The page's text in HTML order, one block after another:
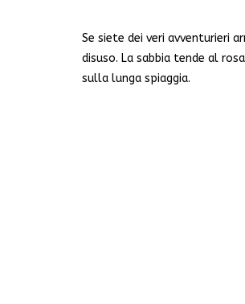
Se siete dei veri avventurieri
disuso. La sabbia tende al
sulla lunga spiaggia.